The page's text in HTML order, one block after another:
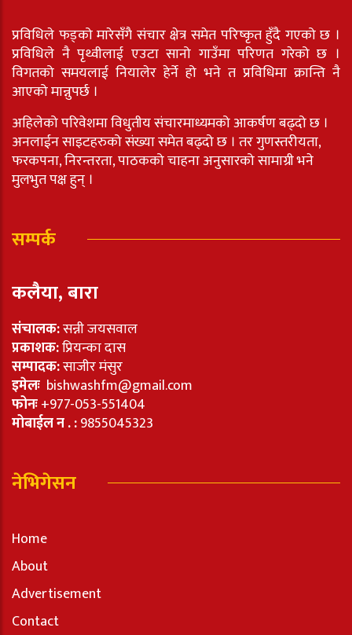
प्रविधिले फड्को मारेसँगै संचार क्षेत्र समेत परिष्कृत हुँदै गएको छ ।
प्रविधिले नै पृथ्वीलाई एउटा सानो गाउँमा परिणत गरेको छ ।
विगतको समयलाई नियालेर हेर्ने हो भने त प्रविधिमा क्रान्ति नै
आएको मान्नुपर्छ ।
अहिलेको परिवेशमा विधुतीय संचारमाध्यमको आकर्षण बढ्दो छ ।
अनलाईन साइटहरुको संख्या समेत बढ्दो छ । तर गुणस्तरीयता,
फरकपना, निरन्तरता, पाठकको चाहना अनुसारको सामाग्री भने
मुलभुत पक्ष हुन् ।
सम्पर्क
कलैया, बारा
संचालक:सन्नी जयसवाल
प्रकाशक:प्रियन्का दास
सम्पादक:साजीर मंसुर
इमेलः bishwashfm@gmail.com
फोनः+977-053-551404
मोबाईल न . :9855045323
नेभिगेसन
Home
About
Advertisement
Contact